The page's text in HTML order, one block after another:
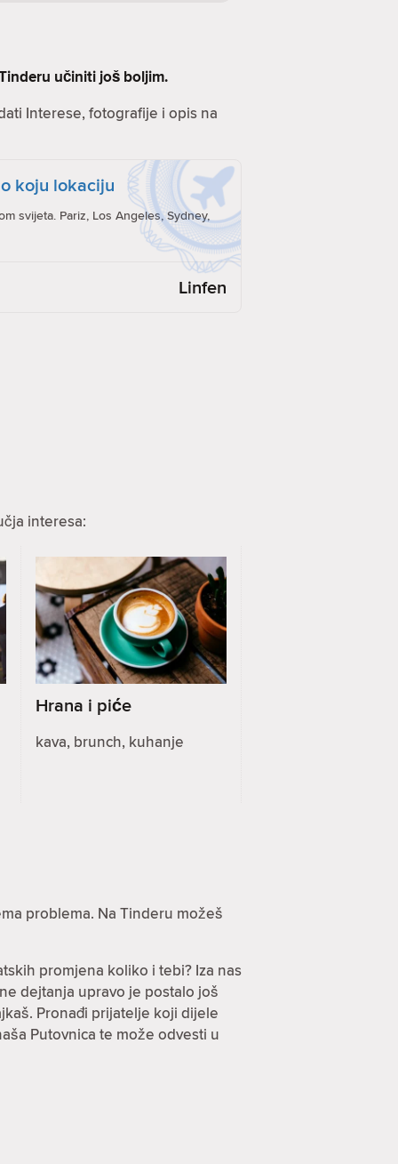
učiniti još boljim.
Interese, fotografije i opis na
koju lokaciju
svijeta. Pariz, Los Angeles, Sydney,
Linfen
interesa:
Hrana i piće
kava, brunch, kuhanje
problema. Na Tinderu možeš
promjena koliko i tebi? Iza nas
dejtanja upravo je postalo još
Pronađi prijatelje koji dijele
Putovnica te može odvesti u